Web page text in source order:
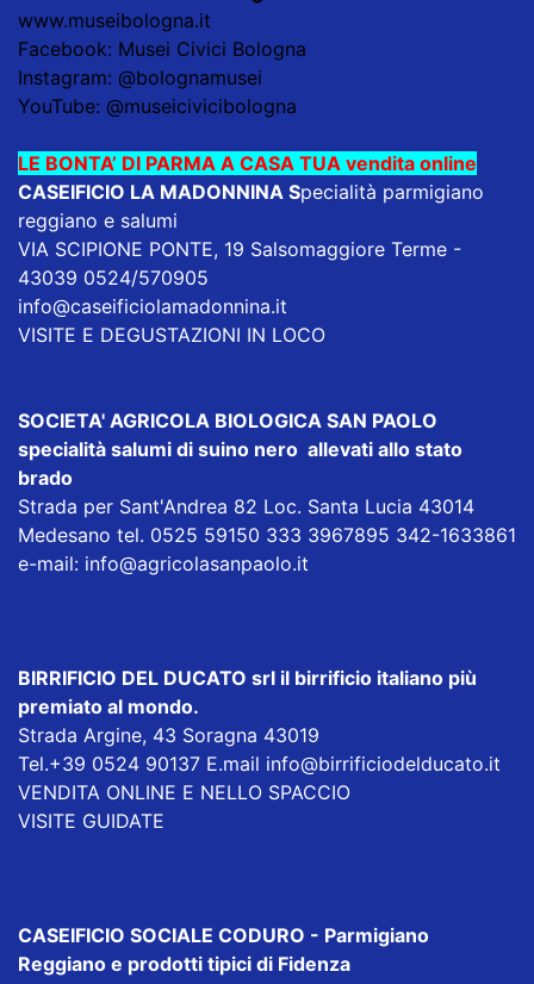
www.museibologna.it
Facebook: Musei Civici Bologna
Instagram: @bolognamusei
YouTube: @museicivicibologna
LE BONTA’ DI PARMA A CASA TUA vendita online
CASEIFICIO LA MADONNINA Specialità parmigiano
reggiano e salumi
VIA SCIPIONE PONTE, 19 Salsomaggiore Terme -
43039 0524/570905
info@caseificiolamadonnina.it
VISITE E DEGUSTAZIONI IN LOCO
SOCIETA' AGRICOLA BIOLOGICA SAN PAOLO
specialità salumi di suino nero allevati allo stato
brado
Strada per Sant'Andrea 82 Loc. Santa Lucia 43014
Medesano tel. 0525 59150 333 3967895 342-1633861
e-mail: info@agricolasanpaolo.it
BIRRIFICIO DEL DUCATO srl il birrificio italiano più
premiato al mondo.
Strada Argine, 43 Soragna 43019
Tel.+39 0524 90137 E.mail info@birrificiodelducato.it
VENDITA ONLINE E NELLO SPACCIO
VISITE GUIDATE
CASEIFICIO SOCIALE CODURO - Parmigiano
Reggiano e prodotti tipici di Fidenza